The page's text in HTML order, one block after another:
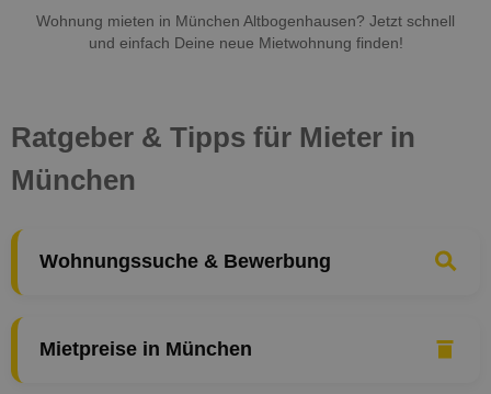
Wohnung mieten in München Altbogenhausen? Jetzt schnell
und einfach Deine neue Mietwohnung finden!
Ratgeber & Tipps für Mieter in
München
Wohnungssuche & Bewerbung
Mietpreise in München